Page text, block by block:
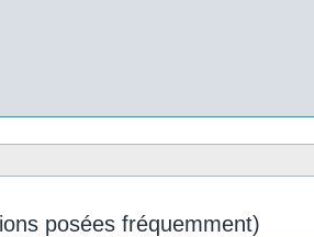
posées fréquemment)